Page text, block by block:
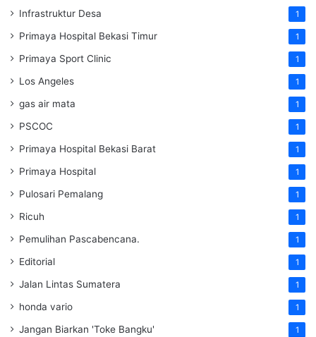
Infrastruktur Desa 1
Primaya Hospital Bekasi Timur 1
Primaya Sport Clinic 1
Los Angeles 1
gas air mata 1
PSCOC 1
Primaya Hospital Bekasi Barat 1
Primaya Hospital 1
Pulosari Pemalang 1
Ricuh 1
Pemulihan Pascabencana. 1
Editorial 1
Jalan Lintas Sumatera 1
honda vario 1
Jangan Biarkan 'Toke Bangku' 1